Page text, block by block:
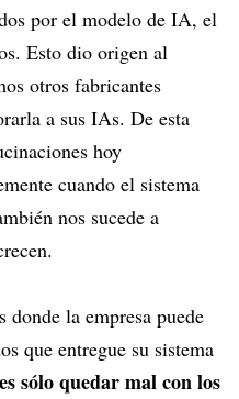
por el modelo de IA, el
Esto dio origen al
otros fabricantes
a sus IAs. De esta
hoy
cuando el sistema
nos sucede a
donde la empresa puede
que entregue su sistema
sólo quedar mal con los